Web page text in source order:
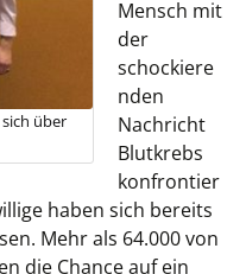
über
Mensch mit
der
schockiere
nden
Nachricht
Blutkrebs
konfrontier
haben sich bereits
Mehr als 64.000 von
die Chance auf ein